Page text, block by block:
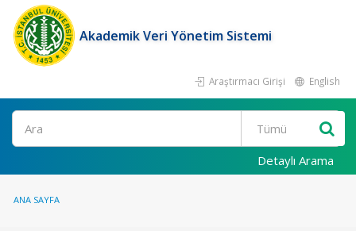
Akademik Veri Yönetim Sistemi
Araştırmacı Girişi English
Ara
Detaylı Arama
ANA SAYFA